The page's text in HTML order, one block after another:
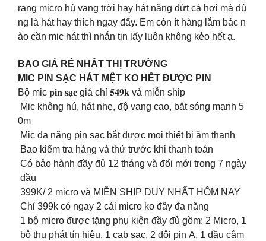
rạng micro hú vang trời hay hát nặng đứt cả hơi mà dù
ng là hát hay thích ngay đấy. Em còn ít hàng lắm bác n
ào cần mic hát thì nhắn tin lấy luôn không kẻo hết ạ.
BAO GIÁ RẺ NHẤT THỊ TRƯỜNG
MIC PIN SẠC HÁT MỆT KO HẾT ĐƯỢC PIN
Bộ mic 𝐩𝐢𝐧 𝐬𝐚̣𝐜 giá chỉ 𝟓𝟒𝟗𝐤 và miễn ship
Mic không hú, hát nhẹ, độ vang cao, bắt sóng mạnh 5
0m
Mic đa năng pin sạc bắt được mọi thiết bị âm thanh
Bao kiểm tra hàng và thử trước khi thanh toán
Có bảo hành đầy đủ 12 tháng và đổi mới trong 7 ngày
đầu
399K/ 2 micro và MIỄN SHIP DUY NHẤT HÔM NAY
Chỉ 399k có ngay 2 cái micro ko đây đa năng
1 bộ micro được tặng phụ kiện đầy đủ gồm: 2 Micro, 1
bộ thu phát tín hiệu, 1 cab sạc, 2 đôi pin A, 1 đầu cắm